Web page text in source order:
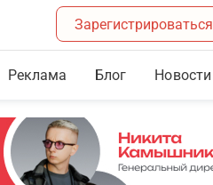
Зарегистрироваться
Реклама Блог Новости